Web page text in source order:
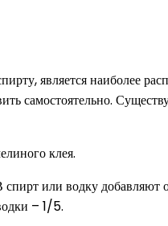
является наиболее
самостоятельно.
клея.
или водку
– 1/5.